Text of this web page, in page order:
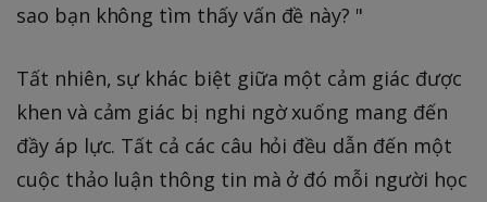
sao bạn không tìm thấy vấn đề này? "
Tất nhiên, sự khác biệt giữa một cảm giác được
khen và cảm giác bị nghi ngờ xuống mang đến
đầy áp lực. Tất cả các câu hỏi đều dẫn đến một
cuộc thảo luận thông tin mà ở đó mỗi người học